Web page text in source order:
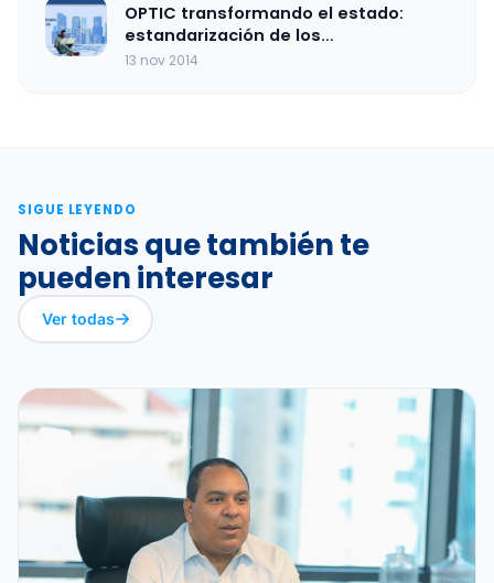
OPTIC transformando el estado:
estandarización de los
departamentos de tic en marcha
13 nov 2014
SIGUE LEYENDO
Noticias que también te
pueden interesar
Ver todas